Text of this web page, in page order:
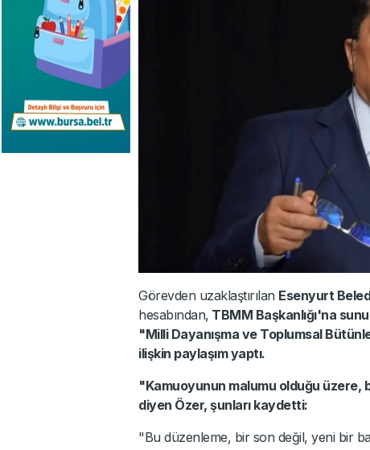
Görevden uzaklaştırılan Esenyurt
hesabından, TBMM Başkanlığı'na
"Milli Dayanışma ve Toplumsal
ilişkin paylaşım yaptı.
"Kamuoyunun malumu olduğu
diyen Özer, şunları kaydetti:
"Bu düzenleme, bir son değil, yeni bir